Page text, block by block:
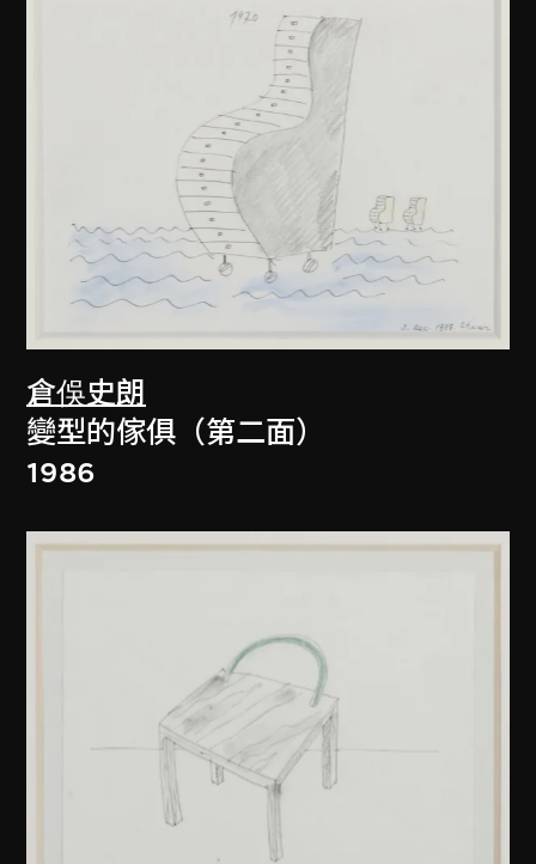
倉俁史朗
變型的傢俱（第二面）
1986